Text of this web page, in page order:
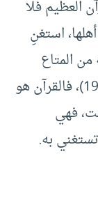
العظيم فلا
استغنِ
من المتاع
والزهرة الفانية(الدوسري، 2005، ص196)، فالقرآن هو
فهي
به.